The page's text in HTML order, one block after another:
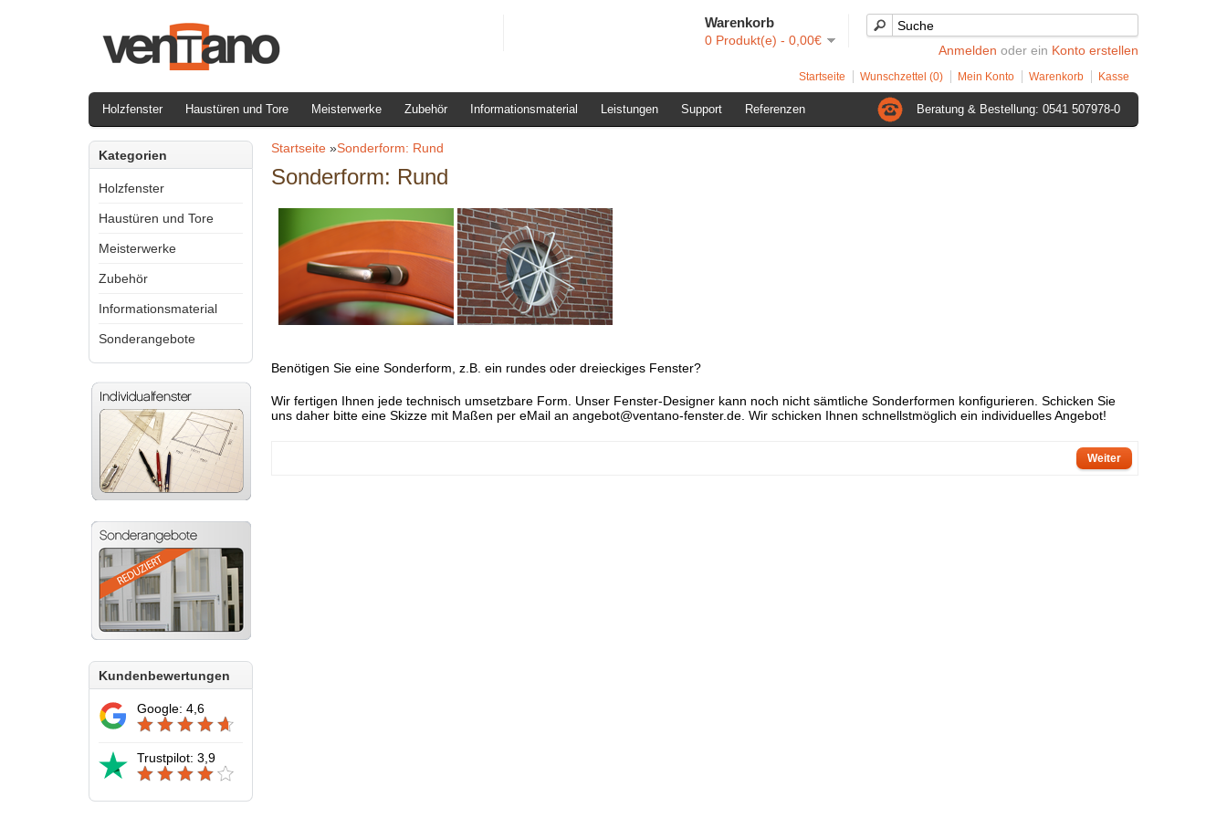
Warenkorb
0 Produkt(e) - 0,00€
Anmelden oder ein Konto erstellen
Startseite Wunschzettel (0) Mein Konto Warenkorb Kasse
Holzfenster Haustüren und Tore Meisterwerke Zubehör Informationsmaterial Leistungen Support Referenzen Beratung & Bestellung: 0541 507978-0
Kategorien
Holzfenster
Haustüren und Tore
Meisterwerke
Zubehör
Informationsmaterial
Sonderangebote
Kundenbewertungen
Google: 4,6
Trustpilot: 3,9
Startseite »Sonderform: Rund
Sonderform: Rund
Benötigen Sie eine Sonderform, z.B. ein rundes oder dreieckiges Fenster?
Wir fertigen Ihnen jede technisch umsetzbare Form. Unser Fenster-Designer kann noch nicht sämtliche Sonderformen konfigurieren. Schicken Sie
uns daher bitte eine Skizze mit Maßen per eMail an angebot@ventano-fenster.de. Wir schicken Ihnen schnellstmöglich ein individuelles Angebot!
Weiter